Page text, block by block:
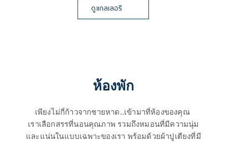
ดูแกลเลอรี
ห้องพัก
เพียงไม่กี่ก้าวจากชายหาด..เข้ามาที่ห้องของคุณ
เราเลือกสรรที่นอนคุณภาพ รวมถึงหมอนที่มีความนุ่ม
และแน่นในแบบเฉพาะของเรา พร้อมด้วยผ้าปูเตียงที่มี